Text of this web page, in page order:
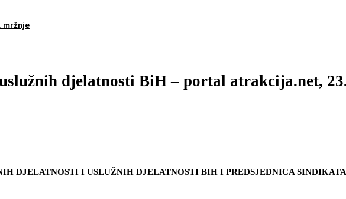
mržnje
djelatnosti BiH – portal atrakcija.net,
DJELATNOSTI I USLUŽNIH DJELATNOSTI BIH I PREDSJEDNICA